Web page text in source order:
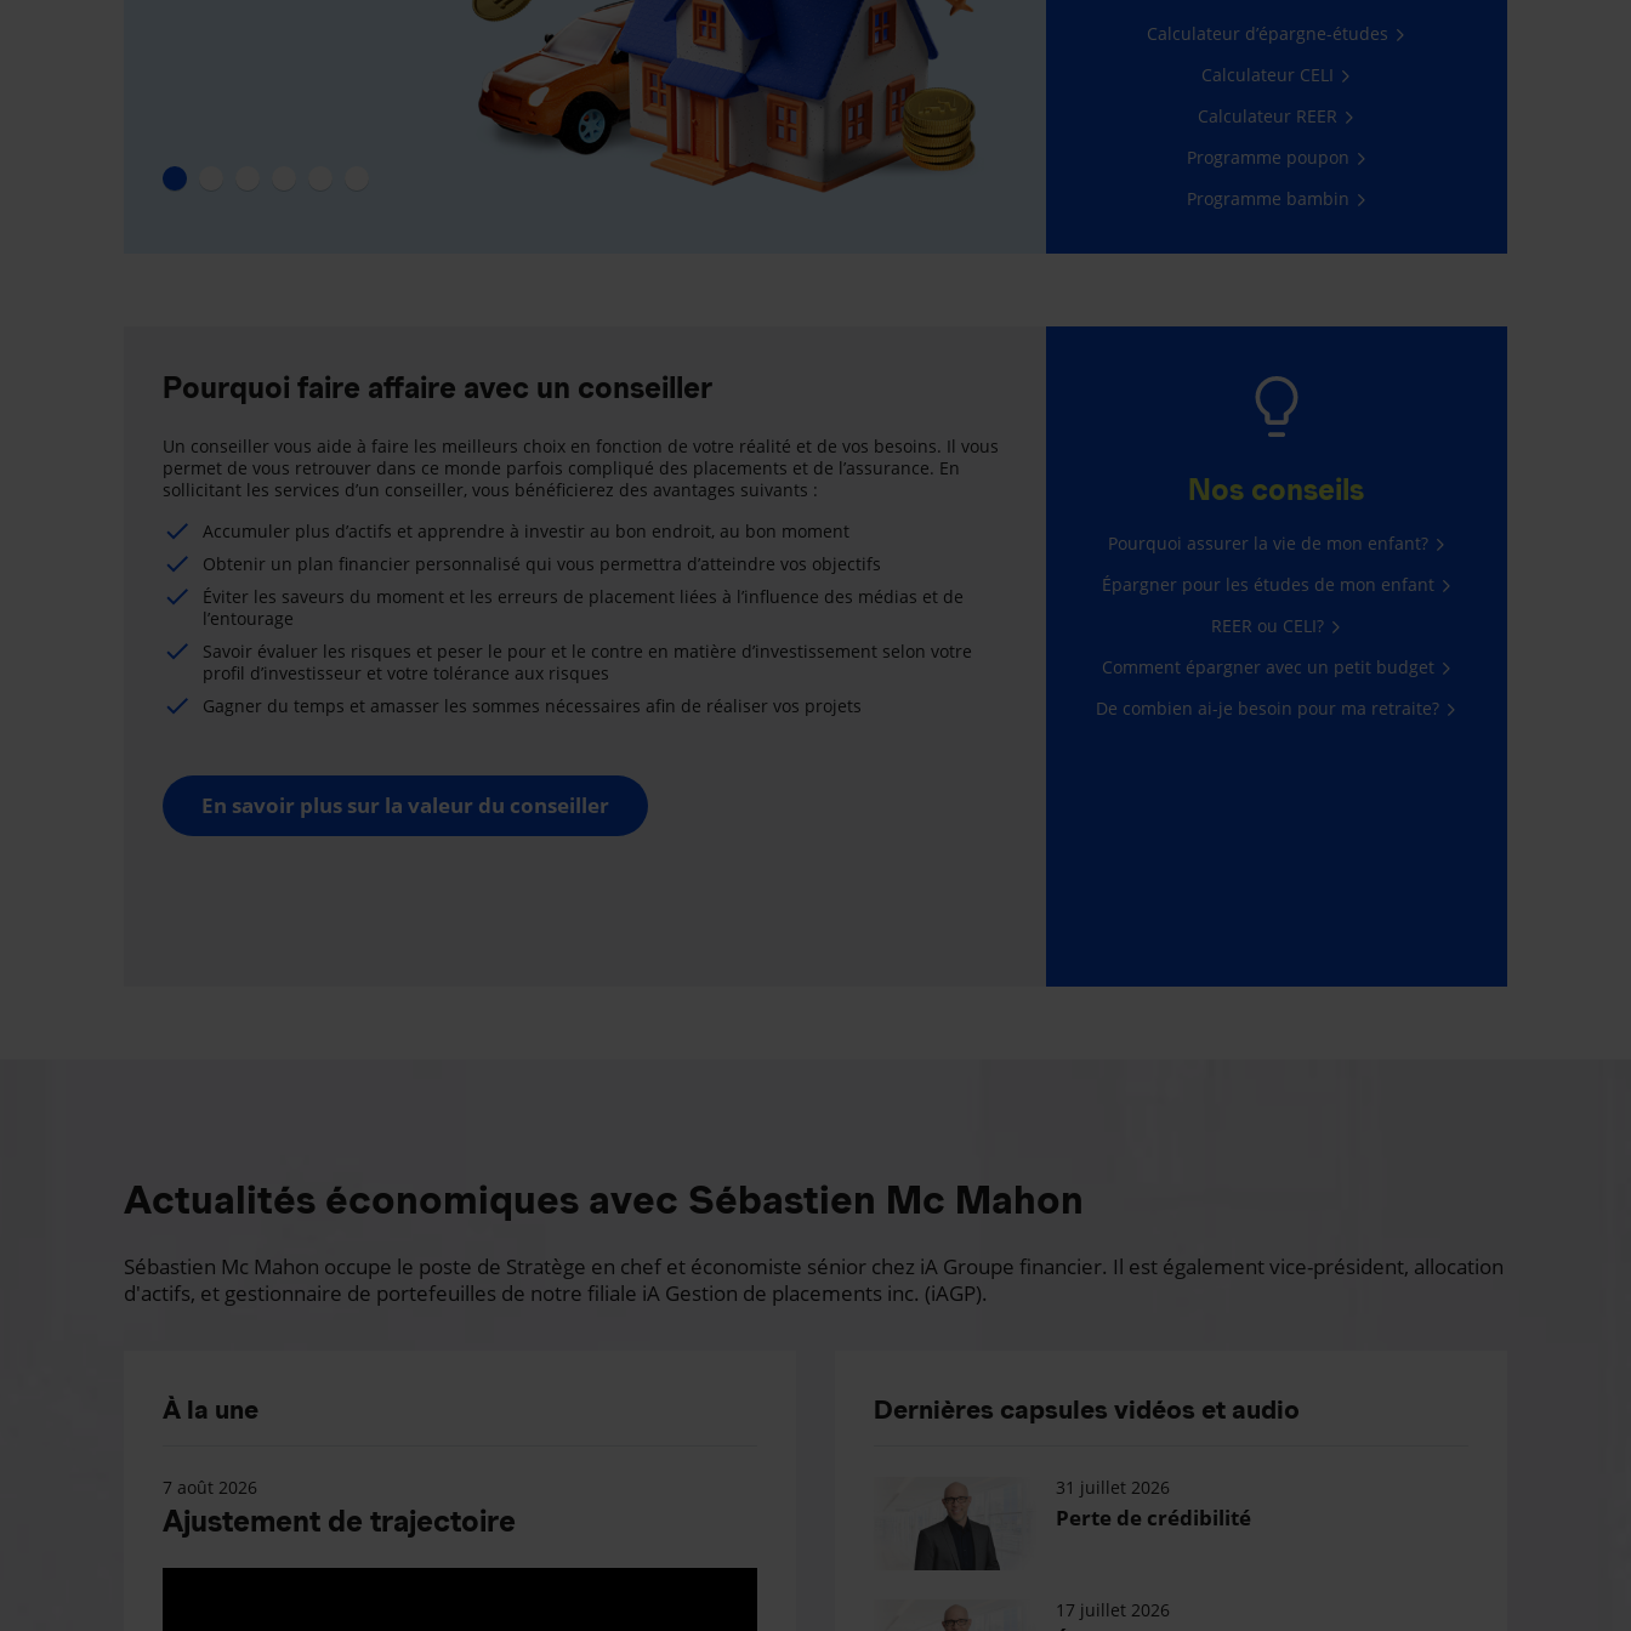
Calculateur d’épargne-études
Calculateur CELI
Calculateur REER
Programme poupon
Programme bambin
Pourquoi faire affaire avec un conseiller
Un conseiller vous aide à faire les meilleurs choix en fonction de votre réalité et de vos besoins. Il vous
permet de vous retrouver dans ce monde parfois compliqué des placements et de l’assurance. En
sollicitant les services d’un conseiller, vous bénéficierez des avantages suivants :
Accumuler plus d’actifs et apprendre à investir au bon endroit, au bon moment
Obtenir un plan financier personnalisé qui vous permettra d’atteindre vos objectifs
Éviter les saveurs du moment et les erreurs de placement liées à l’influence des médias et de
l’entourage
Savoir évaluer les risques et peser le pour et le contre en matière d’investissement selon votre
profil d’investisseur et votre tolérance aux risques
Gagner du temps et amasser les sommes nécessaires afin de réaliser vos projets
En savoir plus sur la valeur du conseiller
Nos conseils
Pourquoi assurer la vie de mon enfant?
Épargner pour les études de mon enfant
REER ou CELI?
Comment épargner avec un petit budget
De combien ai-je besoin pour ma retraite?
Actualités économiques avec Sébastien Mc Mahon
Sébastien Mc Mahon occupe le poste de Stratège en chef et économiste sénior chez iA Groupe financier. Il est également vice-président, allocation
d'actifs, et gestionnaire de portefeuilles de notre filiale iA Gestion de placements inc. (iAGP).
À la une
7 août 2026
Ajustement de trajectoire
Dernières capsules vidéos et audio
31 juillet 2026
Perte de crédibilité
17 juillet 2026